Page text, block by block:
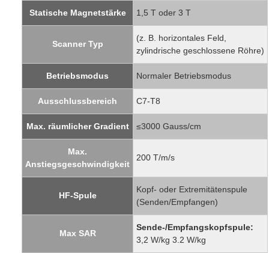
Statische Magnetstärke 1,5 T oder 3 T
Scanner Typ
(z. B. horizontales Feld,
zylindrische geschlossene Röhre)
Betriebsmodus Normaler Betriebsmodus
Ausschlussbereich C7-T8
Max. räumlicher Gradient ≤3000 Gauss/cm
Max.
Anstiegsgeschwindigkeit
200 T/m/s
HF-Spule
Kopf- oder Extremitätenspule
(Senden/Empfangen)
Max SAR
Sende-/Empfangskopfspule:
3,2 W/kg 3.2 W/kg